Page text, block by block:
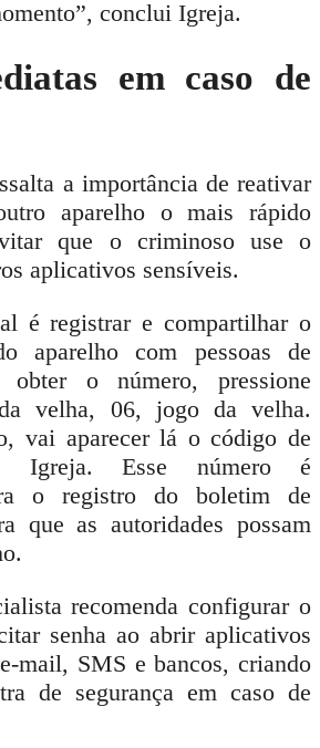
conclui Igreja.
em caso de
a importância de reativar
aparelho o mais rápido
que o criminoso use o
aplicativos sensíveis.
é registrar e compartilhar o
aparelho com pessoas de
obter o número, pressione
velha, 06, jogo da velha.
vai aparecer lá o código de
Igreja. Esse número é
o registro do boletim de
que as autoridades possam
recomenda configurar o
senha ao abrir aplicativos
mail, SMS e bancos, criando
de segurança em caso de